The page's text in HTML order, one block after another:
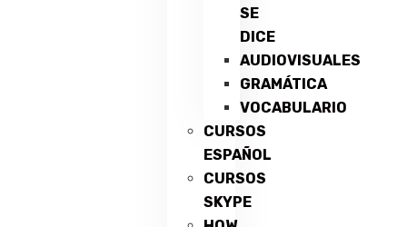
SE
DICE
AUDIOVISUALES
GRAMÁTICA
VOCABULARIO
CURSOS
ESPAÑOL
CURSOS
SKYPE